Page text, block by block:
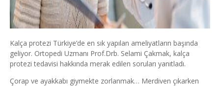
Kalça protezi Türkiye’de en sık yapılan ameliyatların başında
geliyor. Ortopedi Uzmanı Prof.Drb. Selami Çakmak, kalça
protezi tedavisi hakkında merak edilen soruları yanıtladı.
Çorap ve ayakkabı giymekte zorlanmak… Merdiven çıkarken